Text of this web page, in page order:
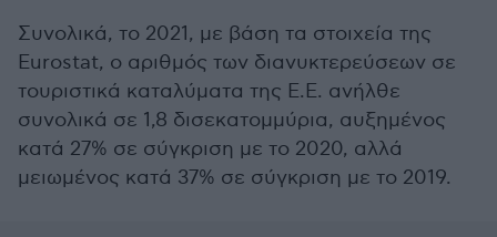
Συνολικά, το 2021, με βάση τα στοιχεία της
Eurostat, ο αριθμός των διανυκτερεύσεων σε
τουριστικά καταλύματα της Ε.Ε. ανήλθε
συνολικά σε 1,8 δισεκατομμύρια, αυξημένος
κατά 27% σε σύγκριση με το 2020, αλλά
μειωμένος κατά 37% σε σύγκριση με το 2019.